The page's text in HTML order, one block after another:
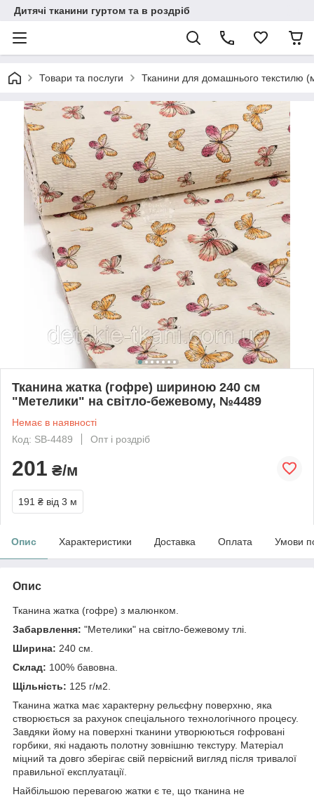
Дитячі тканини гуртом та в роздріб
Товари та послуги Тканини для домашнього текстилю
Тканина жатка (гофре) шириною 240 см
"Метелики" на світло-бежевому, №4489
Немає в наявності
Код: SB-4489
Опт і роздріб
201 ₴/м
191 ₴ від 3 м
Опис Характеристики Доставка Оплата Умови
Опис
Тканина жатка (гофре) з малюнком.
Забарвлення: "Метелики" на світло-бежевому тлі.
Ширина: 240 см.
Склад: 100% бавовна.
Щільність: 125 г/м2.
Тканина жатка має характерну рельєфну поверхню, яка
створюється за рахунок спеціального технологічного процесу.
Завдяки йому на поверхні тканини утворюються гофровані
горбики, які надають полотну зовнішню текстуру. Матеріал
міцний та довго зберігає свій первісний вигляд після тривалої
правильної експлуатації.
Найбільшою перевагою жатки є те, що тканина не